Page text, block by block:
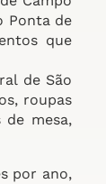
Ponta de
que
de São
roupas
de mesa,
por ano,